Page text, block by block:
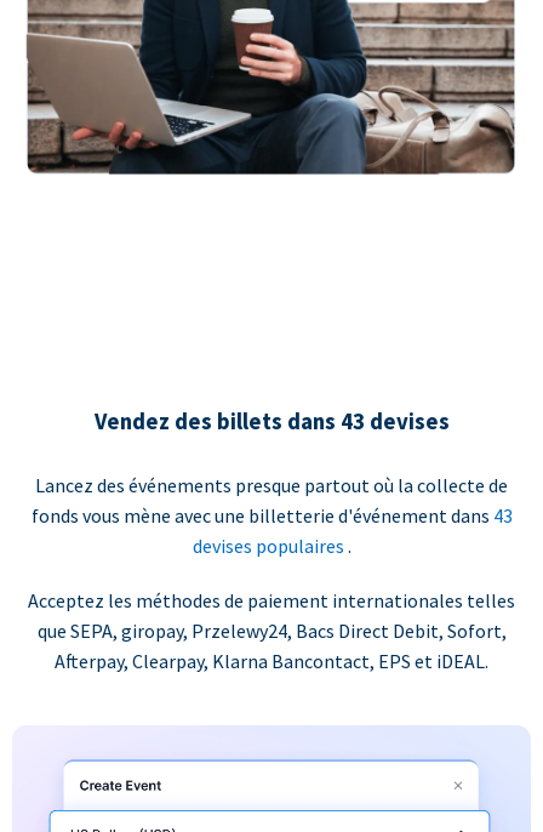
Vendez des billets dans 43 devises
Lancez des événements presque partout où la collecte de
fonds vous mène avec une billetterie d'événement dans 43
devises populaires .
Acceptez les méthodes de paiement internationales telles
que SEPA, giropay, Przelewy24, Bacs Direct Debit, Sofort,
Afterpay, Clearpay, Klarna Bancontact, EPS et iDEAL.